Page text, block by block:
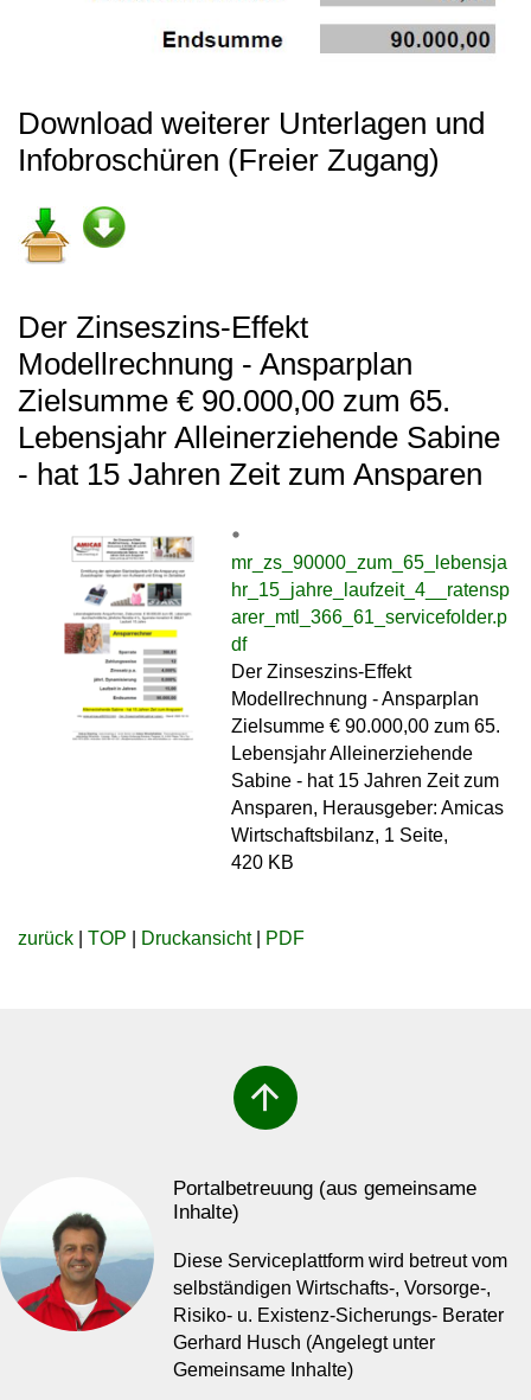
Download weiterer Unterlagen und
Infobroschüren (Freier Zugang)
Der Zinseszins-Effekt
Modellrechnung - Ansparplan
Zielsumme € 90.000,00 zum 65.
Lebensjahr Alleinerziehende Sabine
- hat 15 Jahren Zeit zum Ansparen
mr_zs_90000_zum_65_lebensja
hr_15_jahre_laufzeit_4__ratensp
arer_mtl_366_61_servicefolder.p
df
Der Zinseszins-Effekt
Modellrechnung - Ansparplan
Zielsumme € 90.000,00 zum 65.
Lebensjahr Alleinerziehende
Sabine - hat 15 Jahren Zeit zum
Ansparen, Herausgeber: Amicas
Wirtschaftsbilanz, 1 Seite,
420 KB
zurück TOP Druckansicht| PDF
arrow_upward
Portalbetreuung (aus gemeinsame
Inhalte)
Diese Serviceplattform wird betreut vom
selbständigen Wirtschafts-, Vorsorge-,
Risiko- u. Existenz-Sicherungs- Berater
Gerhard Husch (Angelegt unter
Gemeinsame Inhalte)